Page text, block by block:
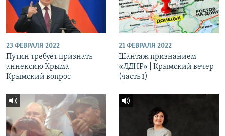
23 ФЕВРАЛЯ 2022
Путин требует признать
аннексию Крыма |
Крымский вопрос
21 ФЕВРАЛЯ 2022
Шантаж признанием
«ЛДНР» | Крымский вечер
(часть 1)